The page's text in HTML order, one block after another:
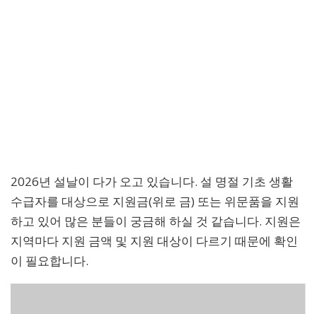
2026년 설날이 다가 오고 있습니다. 설 명절 기초 생활
수급자를 대상으로 지원금(위로 금) 또는 위문품을 지원
하고 있어 많은 분들이 궁금해 하실 것 같습니다. 지원은
지역마다 지원 금액 및 지원 대상이 다르기 때문에 확인
이 필요합니다.